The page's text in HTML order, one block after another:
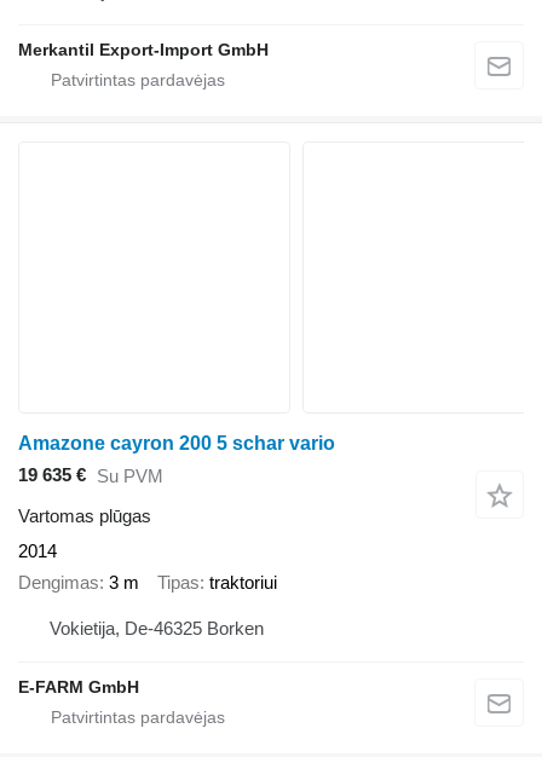
Merkantil Export-Import GmbH
Amazone cayron 200 5 schar vario
19 635 € Su PVM
Vartomas plūgas
2014
Dengimas 3 m Tipas traktoriui
Vokietija, De-46325 Borken
E-FARM GmbH